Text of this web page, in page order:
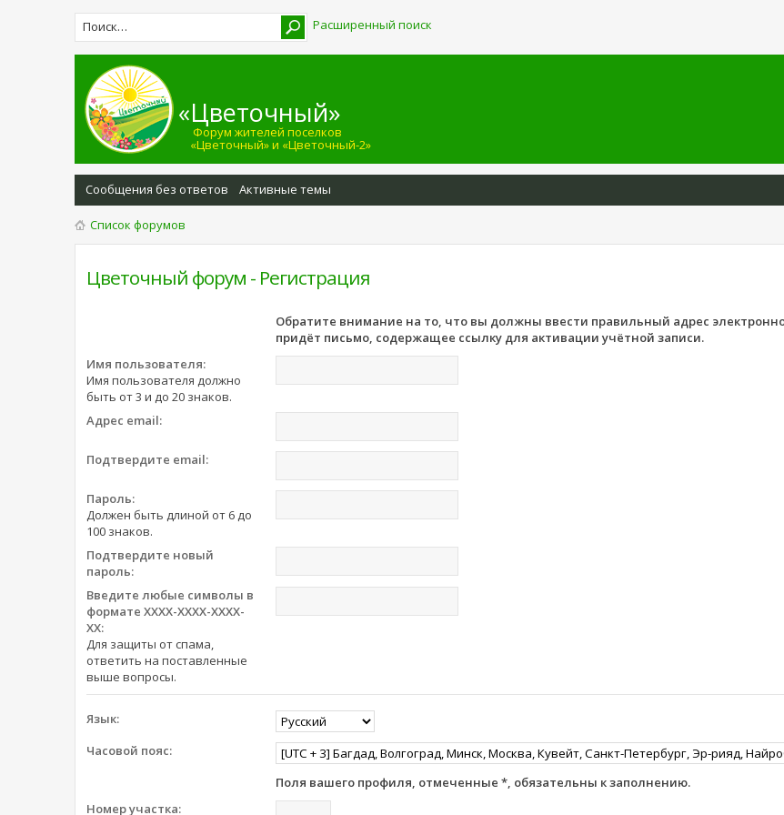
Расширенный поиск
«Цветочный»
Форум жителей поселков
«Цветочный» и «Цветочный-2»
Сообщения без ответов Активные темы
Список форумов
Цветочный форум - Регистрация
Обратите внимание на то, что вы должны ввести правильный адрес
придёт письмо, содержащее ссылку для активации учётной записи.
Имя пользователя:
Имя пользователя должно
быть от 3 и до 20 знаков.
Адрес email:
Подтвердите email:
Пароль:
Должен быть длиной от 6 до
100 знаков.
Подтвердите новый
пароль:
Введите любые символы в
формате XXXX-XXXX-XXXX-
XX:
Для защиты от спама,
ответить на поставленные
выше вопросы.
Язык:
Часовой пояс:
Поля вашего профиля, отмеченные *, обязательны к заполнению.
Номер участка: